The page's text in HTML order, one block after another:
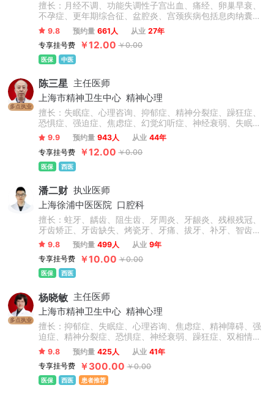
擅长：月经不调、功能失调性子宫出血、痛经、卵巢早衰、
不孕症、更年期综合征、盆腔炎、宫颈疾病包括息肉纳囊病
毒感染等、卵巢囊肿、子宫肌瘤、乳腺增生、情志抑郁焦虑
失眠调理、内分泌失调、肥胖症、外阴炎、外阴白斑、阴道
炎、阴道菌群失调。
9.8 预约量 661人 从业 27年
专享挂号费
￥12.00 ￥0.00
医保 中医
多点执业
陈三星 主任医师
上海市精神卫生中心 精神心理
擅长：失眠症、心理咨询、抑郁症、精神分裂症、躁狂症、
恐惧症、强迫症、焦虑症、幻觉幻听症、神经衰弱、失眠多
梦、脑损伤、精神障碍、青少年抑郁症、双相情感障碍、疑
病症、植物神经紊乱、情绪障碍心理治疗、心理干预、创伤
后应激障碍等精神心理疾病的诊断与精准个性化治疗。擅于
运用心理学原理疏导情绪问题、人际关系问题。
9.9 预约量 943人 从业 44年
专享挂号费
￥12.00 ￥0.00
医保 西医
潘二财 执业医师
上海徐浦中医医院
口腔科
擅长：蛀牙、龋齿、阻生齿、牙周炎、牙龈炎、残根残冠、
牙齿矫正、牙齿缺失、烤瓷牙、牙痛、拔牙、补牙、智齿、
根管治疗等，此外对于前牙美容修复、牙齿缺失的冠(桥)修
复、以及咬合重建的复杂义齿修复、全口义齿修复、直丝弓
矫正、自锁矫正、隐形矫正、牙齿美容、牙齿修复、烤瓷
牙、美白贴面等技术操作熟练，临床经验丰富。
9.8 预约量 499人 从业 9年
专享挂号费
￥10.00 ￥0.00
医保 西医
多点执业
杨晓敏 主任医师
上海市精神卫生中心 精神心理
擅长：抑郁症、失眠症、心理咨询、焦虑症、精神障碍、强
迫症、精神分裂症、恐惧症、神经衰弱、躁狂症、双相情感
障碍、心理障碍、神经官能症、头晕头疼、植物神经紊乱、
自闭症、儿童抽动症、人格障碍、酒精依赖症、成人/青少年
心理咨询、青少年情绪与行为障碍。
9.8 预约量 425人 从业 41年
专享挂号费
￥300.00 ￥0.00
医保 西医 患者推荐